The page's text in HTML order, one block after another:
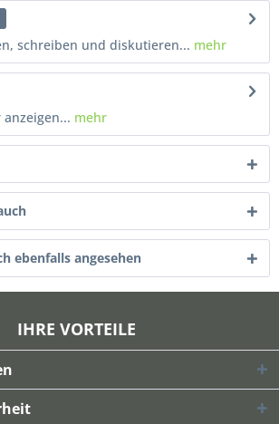
schreiben und diskutieren... mehr
mehr
ebenfalls angesehen
IHRE VORTEILE